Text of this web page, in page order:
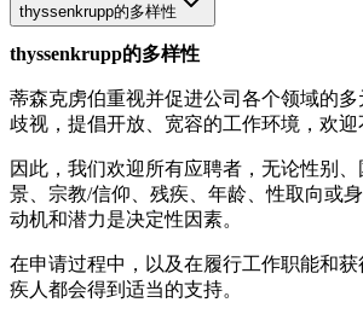
thyssenkrupp的多样性
thyssenkrupp的多样性
蒂森克虏伯重视并促进公司各个领域的
歧视，提倡开放、宽容的工作环境，欢迎
因此，我们欢迎所有应聘者，无论性别
景、宗教/信仰、残疾、年龄、性取向或
动机和潜力是决定性因素。
在申请过程中，以及在履行工作职能和
疾人都会得到适当的支持。